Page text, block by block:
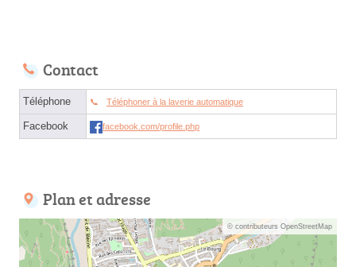
Contact
Téléphone Téléphoner à la laverie automatique
Facebook facebook.com/profile.php
Plan et adresse
© contributeurs OpenStreetMap